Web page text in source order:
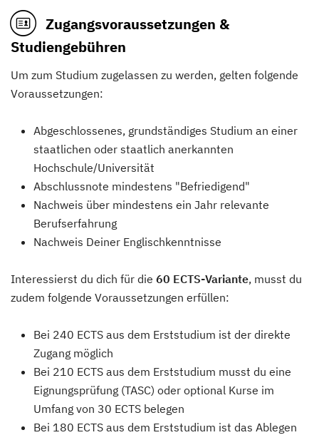
Zugangsvoraussetzungen &
Studiengebühren
Um zum Studium zugelassen zu werden, gelten folgende
Voraussetzungen:
Abgeschlossenes, grundständiges Studium an einer
staatlichen oder staatlich anerkannten
Hochschule/Universität
Abschlussnote mindestens "Befriedigend"
Nachweis über mindestens ein Jahr relevante
Berufserfahrung
Nachweis Deiner Englischkenntnisse
Interessierst du dich für die 60 ECTS-Variante, musst du
zudem folgende Voraussetzungen erfüllen:
Bei 240 ECTS aus dem Erststudium ist der direkte
Zugang möglich
Bei 210 ECTS aus dem Erststudium musst du eine
Eignungsprüfung (TASC) oder optional Kurse im
Umfang von 30 ECTS belegen
Bei 180 ECTS aus dem Erststudium ist das Ablegen